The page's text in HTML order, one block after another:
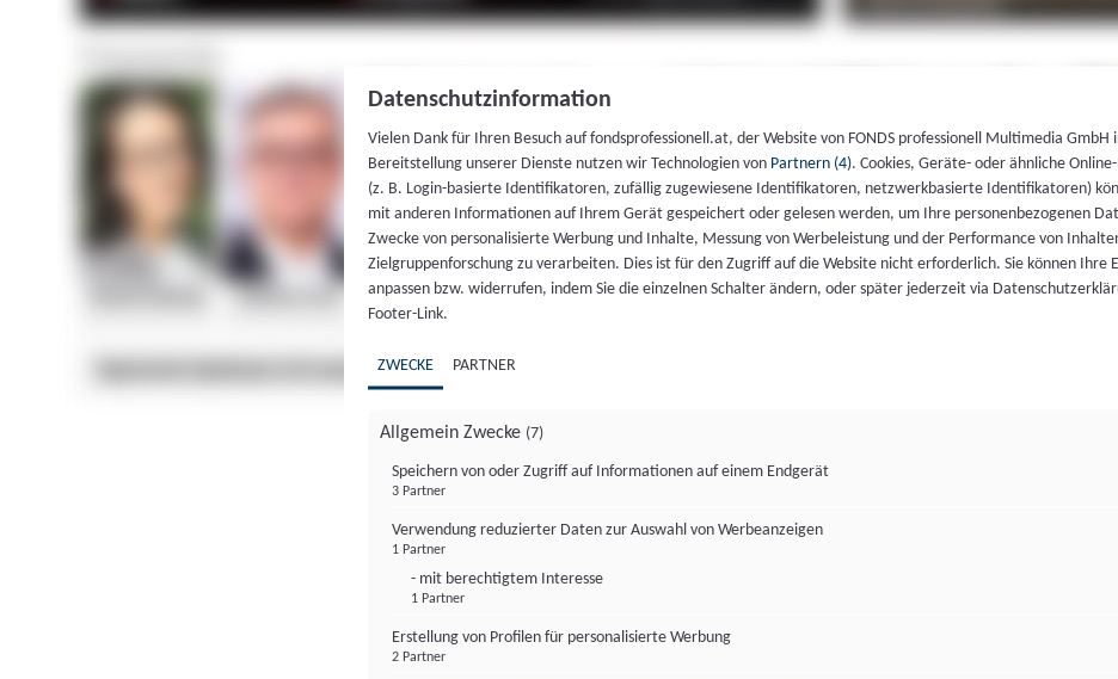
Datenschutzinformation
Vielen Dank für Ihren Besuch auf fondsprofessionell.at, der Website von FONDS professionell Multimedia GmbH
Bereitstellung unserer Dienste nutzen wir Technologien von Partnern (4). Cookies, Geräte- oder ähnliche
(z. B. Login-basierte Identifikatoren, zufällig zugewiesene Identifikatoren, netzwerkbasierte Identifikatoren)
mit anderen Informationen auf Ihrem Gerät gespeichert oder gelesen werden, um Ihre personenbezogenen
Zwecke von personalisierte Werbung und Inhalte, Messung von Werbeleistung und der Performance von
Zielgruppenforschung zu verarbeiten. Dies ist für den Zugriff auf die Website nicht erforderlich. Sie können Ihre
anpassen bzw. widerrufen, indem Sie die einzelnen Schalter ändern, oder später jederzeit via
Footer-Link.
ZWECKE PARTNER
Allgemein Zwecke (7)
Speichern von oder Zugriff auf Informationen auf einem Endgerät
3 Partner
Verwendung reduzierter Daten zur Auswahl von Werbeanzeigen
1 Partner
- mit berechtigtem Interesse
1 Partner
Erstellung von Profilen für personalisierte Werbung
2 Partner